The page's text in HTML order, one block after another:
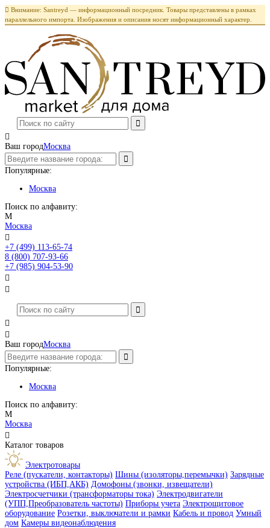
 Внимание: Santreyd — информационный посредник. Товары представлены в рамках
параллельного импорта. Изображения и описания носят информационный характер.

Ваш городМосква
Популярные:
Москва
Поиск по алфавиту:
М
Москва

+7 (499) 113-65-74
8 (800) 707-93-66
+7 (985) 904-53-90




Ваш городМосква
Популярные:
Москва
Поиск по алфавиту:
М
Москва

Каталог товаров
Электротовары
Реле (пускатели, контакторы) Шины (изоляторы,перемычки) Зарядные
устройства (ИБП,АКБ) Домофоны (звонки, извещатели)
Электросчетчики (трансформаторы тока) Электродвигатели
(УПП,Преобразователь частоты) Приборы учета Электрощитовое
оборудование Розетки, выключатели и рамки Кабель и провод Умный
дом Камеры видеонаблюдения